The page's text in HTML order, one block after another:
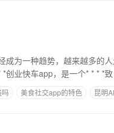
为一种趋势，越来越多的
创业快车app，是一个* * * *致
吗 美食社交app的特色
昆明